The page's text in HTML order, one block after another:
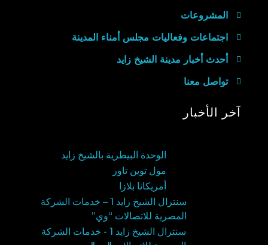
المشروعات
اجتماعات وفعاليات مجلس أمناء المدينة
أحدث أخبار مدينة الشيخ زايد
تواصل معنا
آخر الأخبار
الوحدة البيطرية بالشيخ زايد
مول توين تاور
أمريكانا بلازا
سنترال الشيخ زايد 1 – خدمات الشركة
المصرية للاتصالات “وي”
سنترال الشيخ زايد 1 - خدمات الشركة